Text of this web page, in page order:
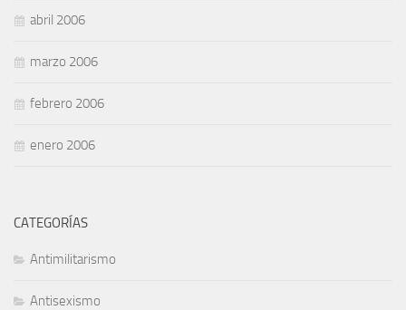
abril 2006
marzo 2006
febrero 2006
enero 2006
CATEGORÍAS
Antimilitarismo
Antisexismo